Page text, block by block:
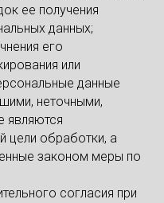
ее получения
данных;
его
или
данные
неточными,
являются
цели обработки, а
законом меры по
согласия при